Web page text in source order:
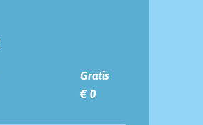
Gratis
€ 0